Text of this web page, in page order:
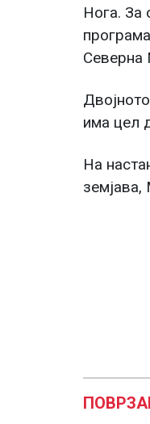
Нога. За
Северна
има цел
На